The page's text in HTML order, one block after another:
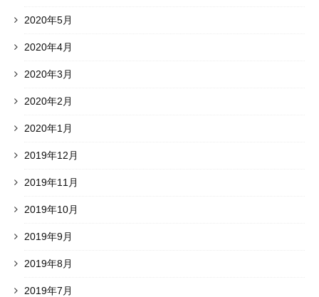
2020年5月
2020年4月
2020年3月
2020年2月
2020年1月
2019年12月
2019年11月
2019年10月
2019年9月
2019年8月
2019年7月